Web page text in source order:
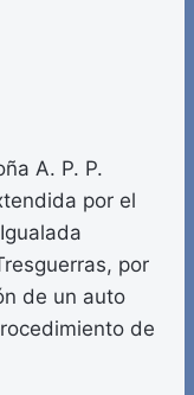
A. P. P.
por el
por
de un auto
de